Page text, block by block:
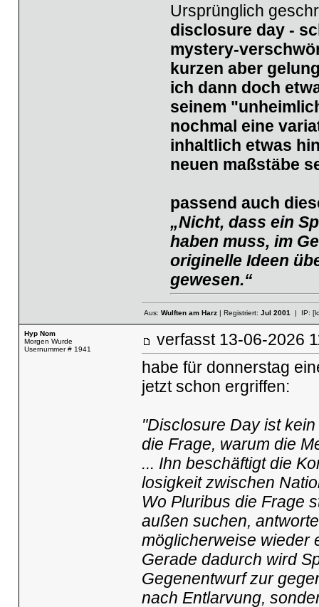
Ursprünglich
disclosure day-
mystery-
kurzen aber
ich dann doch
seinem
nochmal eine
inhaltlich etwas
neuen maßstäbe
passend auch
„Nicht, dass ein
haben muss, im
originelle Ideen
gewesen.“
Aus: Wulften am Harz| Registriert: Jul 2001| IP:
Hyp Nom
Morgen Wurde
Usernummer # 1941
verfasst 13-06-
habe für donnerstag
jetzt schon ergriffen:
"Disclo­sure Day ist
die Frage, warum die
... Ihn beschäf­tigt die
lo­sig­keit zwischen
Wo Pluribus die Frage
außen suchen,
mögli­cher­weise wieder
Gerade dadurch wird
Gegen­ent­wurf zur
nach Entlar­vung,